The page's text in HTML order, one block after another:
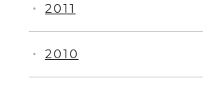
・ 2010
・ 2011